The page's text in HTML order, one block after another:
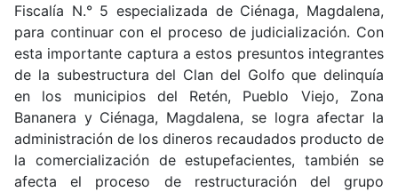
Fiscalía N.° 5 especializada de Ciénaga, Magdalena,
para continuar con el proceso de judicialización. Con
esta importante captura a estos presuntos integrantes
de la subestructura del Clan del Golfo que delinquía
en los municipios del Retén, Pueblo Viejo, Zona
Bananera y Ciénaga, Magdalena, se logra afectar la
administración de los dineros recaudados producto de
la comercialización de estupefacientes, también se
afecta el proceso de restructuración del grupo